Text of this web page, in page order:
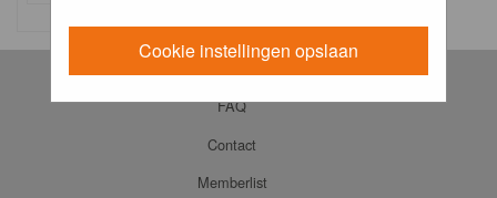
Cookie instellingen opslaan
FAQ
Contact
Memberlist